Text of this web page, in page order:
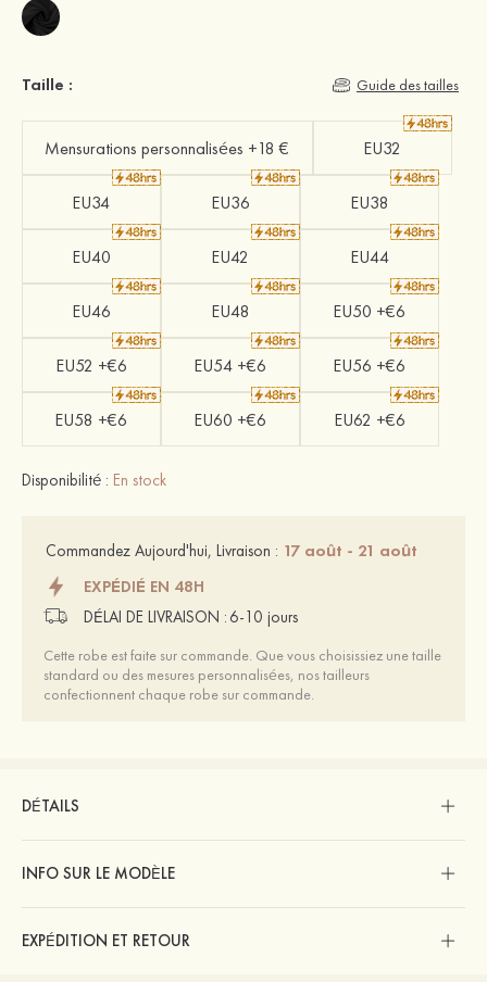
Taille : Guide des tailles
Mensurations personnalisées +18 € EU32
EU34 EU36 EU38
EU40 EU42 EU44
EU46 EU48 EU50 +€6
EU52 +€6 EU54 +€6 EU56 +€6
EU58 +€6 EU60 +€6 EU62 +€6
Disponibilité : En stock
Commandez Aujourd'hui, Livraison : 17 août - 21 août
EXPÉDIÉ EN 48H
DÉLAI DE LIVRAISON : 6-10 jours
Cette robe est faite sur commande. Que vous choisissiez une taille
standard ou des mesures personnalisées, nos tailleurs
confectionnent chaque robe sur commande.
DÉTAILS
INFO SUR LE MODÈLE
EXPÉDITION ET RETOUR